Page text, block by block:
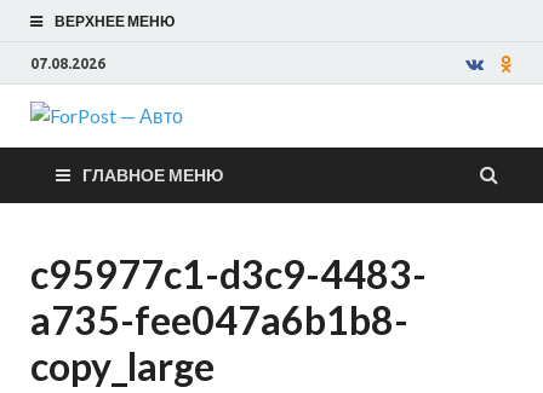
ВЕРХНЕЕ МЕНЮ
07.08.2026
ForPost —
Авто
ГЛАВНОЕ МЕНЮ
c95977c1-d3c9-4483-
a735-fee047a6b1b8-
copy_large